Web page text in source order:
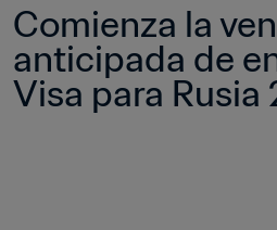
Comienza la
anticipada de
Visa para Rusia